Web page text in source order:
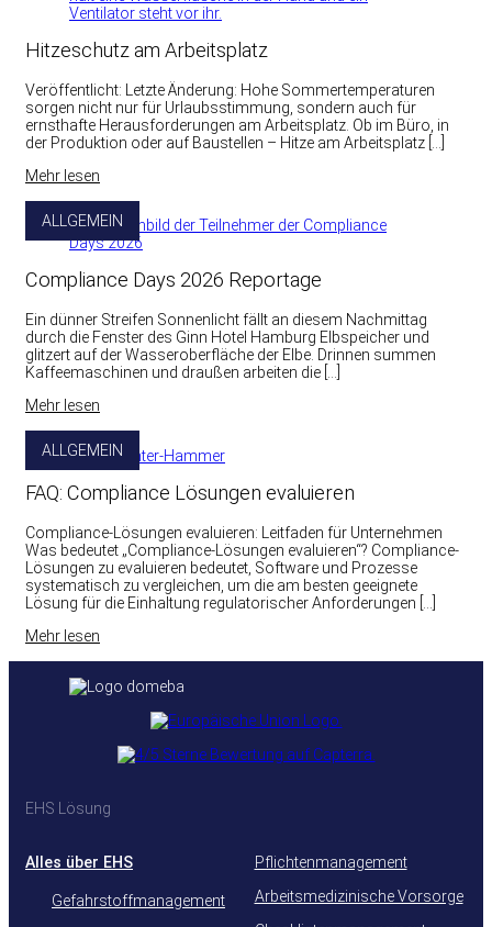
Hitzeschutz am Arbeitsplatz
Veröffentlicht: Letzte Änderung: Hohe Sommertemperaturen
sorgen nicht nur für Urlaubsstimmung, sondern auch für
ernsthafte Herausforderungen am Arbeitsplatz. Ob im Büro, in
der Produktion oder auf Baustellen – Hitze am Arbeitsplatz […]
Mehr lesen
ALLGEMEIN
Compliance Days 2026 Reportage
Ein dünner Streifen Sonnenlicht fällt an diesem Nachmittag
durch die Fenster des Ginn Hotel Hamburg Elbspeicher und
glitzert auf der Wasseroberfläche der Elbe. Drinnen summen
Kaffeemaschinen und draußen arbeiten die […]
Mehr lesen
ALLGEMEIN
FAQ: Compliance Lösungen evaluieren
Compliance-Lösungen evaluieren: Leitfaden für Unternehmen
Was bedeutet „Compliance-Lösungen evaluieren“? Compliance-
Lösungen zu evaluieren bedeutet, Software und Prozesse
systematisch zu vergleichen, um die am besten geeignete
Lösung für die Einhaltung regulatorischer Anforderungen […]
Mehr lesen
EHS Lösung
Alles über EHS
Gefahrstoffmanagement
Pflichtenmanagement
Arbeitsmedizinische Vorsorge